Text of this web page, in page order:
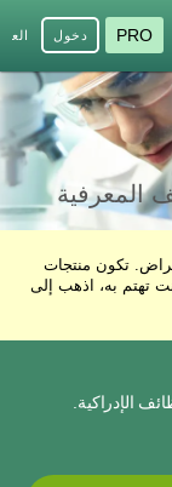
PRO دخول
المعرفية
تكون منتجات
تهتم به، اذهب إلى
الإدراكية.